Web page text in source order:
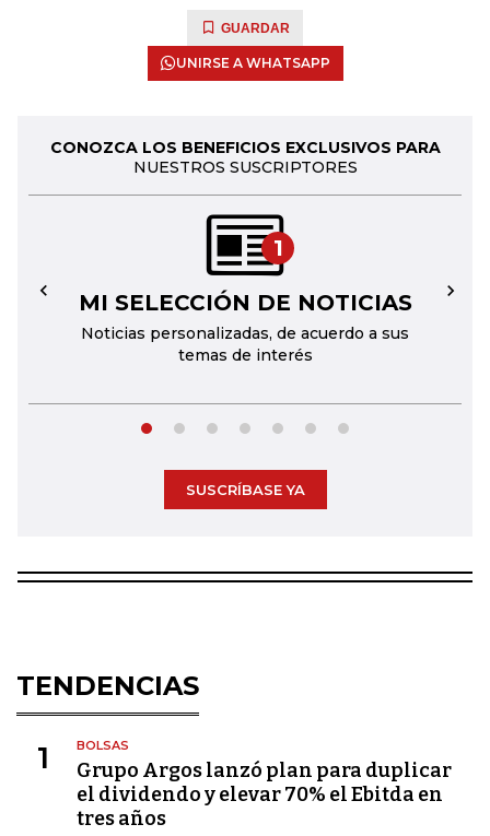
GUARDAR
UNIRSE A WHATSAPP
CONOZCA LOS BENEFICIOS EXCLUSIVOS PARA
NUESTROS SUSCRIPTORES
1
MI SELECCIÓN DE NOTICIAS
Noticias personalizadas, de acuerdo a sus
temas de interés
← →
SUSCRÍBASE YA
TENDENCIAS
1 BOLSAS
Grupo Argos lanzó plan para duplicar
el dividendo y elevar 70% el Ebitda en
tres años